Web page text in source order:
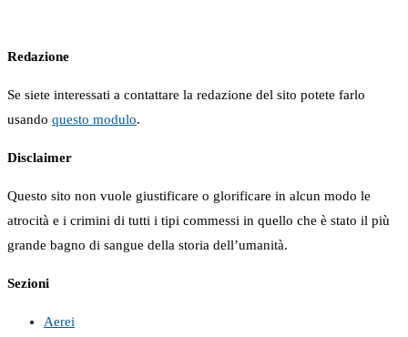
Redazione
Se siete interessati a contattare la redazione del sito potete farlo
usando questo modulo.
Disclaimer
Questo sito non vuole giustificare o glorificare in alcun modo le
atrocità e i crimini di tutti i tipi commessi in quello che è stato il più
grande bagno di sangue della storia dell’umanità.
Sezioni
Aerei